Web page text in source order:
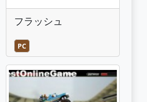
フラッシュ
PC